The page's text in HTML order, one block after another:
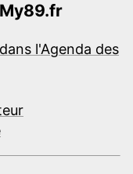
l'Agenda des